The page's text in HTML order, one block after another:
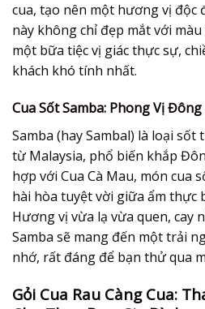
cua, tạo nên một hương vị độc
này không chỉ đẹp mắt với
một bữa tiệc vị giác thực sự,
khách khó tính nhất.
Cua Sốt Samba: Phong Vị Đông
Samba (hay Sambal) là loại
từ Malaysia, phổ biến khắp
hợp với Cua Cà Mau, món cua
hài hòa tuyệt vời giữa ẩm thực
Hương vị vừa lạ vừa quen, cay
Samba sẽ mang đến một trải
nhớ, rất đáng để bạn thử qua
Gỏi Cua Rau Càng Cua: